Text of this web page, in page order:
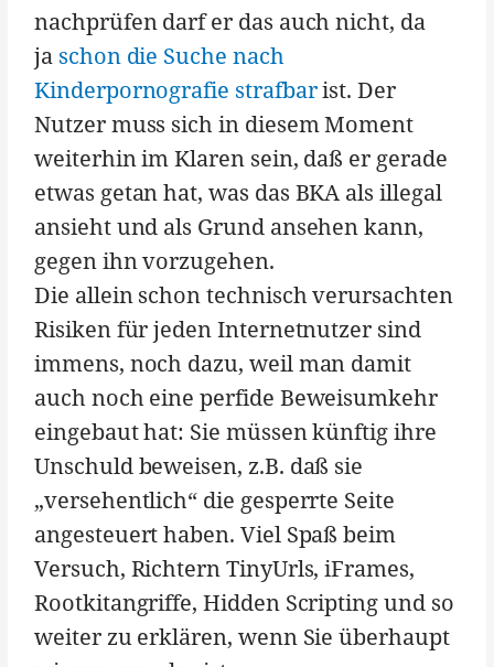
nachprüfen darf er das auch nicht, da
ja schon die Suche nach
Kinderpornografie strafbarist. Der
Nutzer muss sich in diesem Moment
weiterhin im Klaren sein, daß er gerade
etwas getan hat, was das BKA als illegal
ansieht und als Grund ansehen kann,
gegen ihn vorzugehen.
Die allein schon technisch verursachten
Risiken für jeden Internetnutzer sind
immens, noch dazu, weil man damit
auch noch eine perfide Beweisumkehr
eingebaut hat: Sie müssen künftig ihre
Unschuld beweisen, z.B. daß sie
„versehentlich“ die gesperrte Seite
angesteuert haben. Viel Spaß beim
Versuch, Richtern TinyUrls, iFrames,
Rootkitangriffe, Hidden Scripting und so
weiter zu erklären, wenn Sie überhaupt